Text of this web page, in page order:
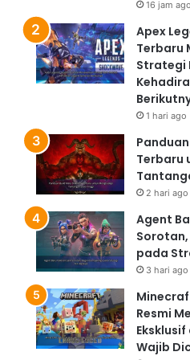
16 jam ago
Apex
Terbaru
Strategi
1 hari ago
Terbaru
2 hari ago
Agent
pada
3 hari ago
Resmi
Wajib